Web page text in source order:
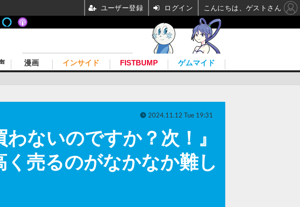
漫画 インサイド FISTBUMP ゲムマイド
ないのですか？次！』
売るのがなかなか難し
2024.11.12 Tue 19:31
ユーザー登録 ログイン こんにちは、ゲストさん